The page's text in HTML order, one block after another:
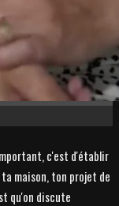
c'est d'établir
maison, ton projet de
qu'on discute